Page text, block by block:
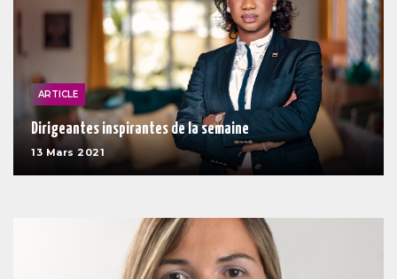
ARTICLE
Dirigeantes inspirantes de la semaine
13 Mars 2021